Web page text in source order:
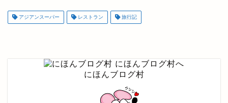
アジアンスーパー レストラン 旅行記
にほんブログ村